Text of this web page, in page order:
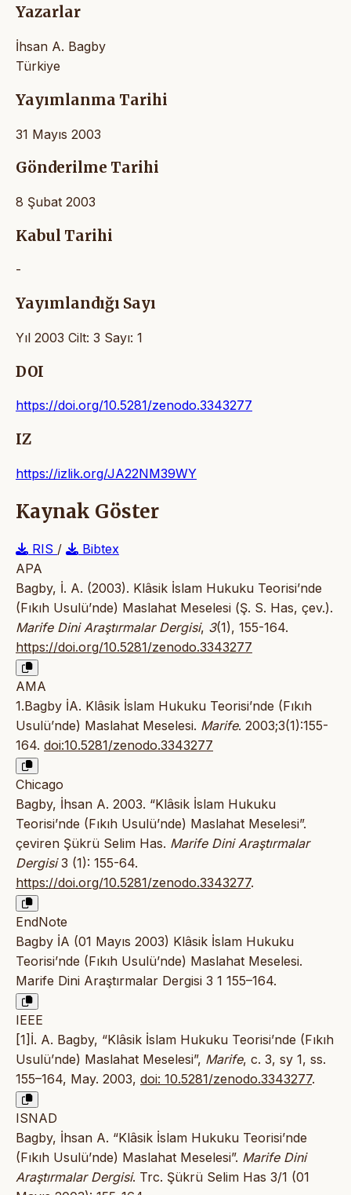
Yazarlar
İhsan A. Bagby
Türkiye
Yayımlanma Tarihi
31 Mayıs 2003
Gönderilme Tarihi
8 Şubat 2003
Kabul Tarihi
-
Yayımlandığı Sayı
Yıl 2003 Cilt: 3 Sayı: 1
DOI
https://doi.org/10.5281/zenodo.3343277
IZ
https://izlik.org/JA22NM39WY
Kaynak Göster
RIS /
Bibtex
APA
Bagby, İ. A. (2003). Klâsik İslam Hukuku Teorisi’nde
(Fıkıh Usulü’nde) Maslahat Meselesi (Ş. S. Has, çev.).
Marife Dini Araştırmalar Dergisi, 3(1), 155-164.
https://doi.org/10.5281/zenodo.3343277
AMA
1.Bagby İA. Klâsik İslam Hukuku Teorisi’nde (Fıkıh
Usulü’nde) Maslahat Meselesi. Marife. 2003;3(1):155-
164. doi:10.5281/zenodo.3343277
Chicago
Bagby, İhsan A. 2003. “Klâsik İslam Hukuku
Teorisi’nde (Fıkıh Usulü’nde) Maslahat Meselesi”.
çeviren Şükrü Selim Has. Marife Dini Araştırmalar
Dergisi3 (1): 155-64.
https://doi.org/10.5281/zenodo.3343277.
EndNote
Bagby İA (01 Mayıs 2003) Klâsik İslam Hukuku
Teorisi’nde (Fıkıh Usulü’nde) Maslahat Meselesi.
Marife Dini Araştırmalar Dergisi 3 1 155–164.
IEEE
[1]İ. A. Bagby, “Klâsik İslam Hukuku Teorisi’nde (Fıkıh
Usulü’nde) Maslahat Meselesi”, Marife, c. 3, sy 1, ss.
155–164, May. 2003, doi: 10.5281/zenodo.3343277.
ISNAD
Bagby, İhsan A. “Klâsik İslam Hukuku Teorisi’nde
(Fıkıh Usulü’nde) Maslahat Meselesi”. Marife Dini
Araştırmalar Dergisi. Trc. Şükrü Selim Has 3/1 (01